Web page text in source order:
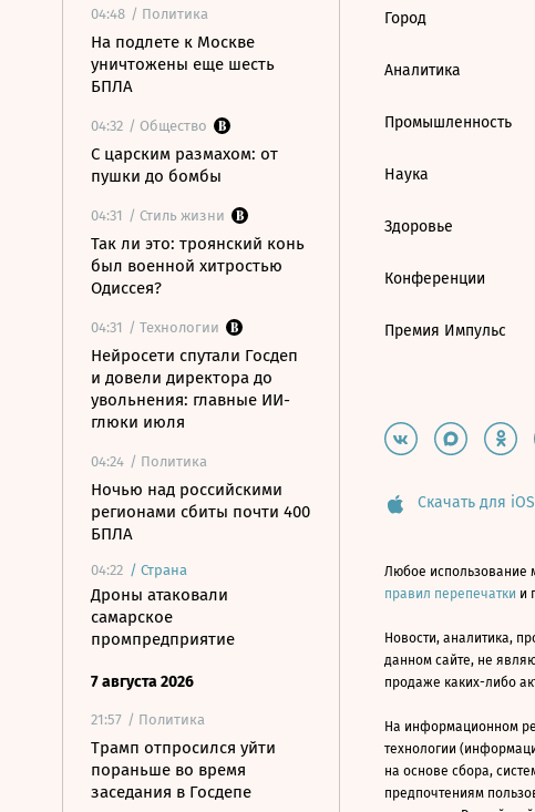
04:48 / Политика
На подлете к Москве
уничтожены еще шесть
БПЛА
04:32 / Общество
С царским размахом: от
пушки до бомбы
04:31 / Стиль жизни
Так ли это: троянский конь
был военной хитростью
Одиссея?
04:31 / Технологии
Нейросети спутали Госдеп
и довели директора до
увольнения: главные ИИ-
глюки июля
04:24 / Политика
Ночью над российскими
регионами сбиты почти 400
БПЛА
04:22 / Страна
Дроны атаковали
самарское
промпредприятие
7 августа 2026
21:57 / Политика
Трамп отпросился уйти
пораньше во время
заседания в Госдепе
Город
Аналитика
Промышленность
Наука
Здоровье
Конференции
Премия Импульс
Скачать для iOS
Любое использование
правил перепечатки и
Новости, аналитика,
данном сайте, не
продаже каких-либо
На информационном
технологии
на основе сбора,
предпочтениям